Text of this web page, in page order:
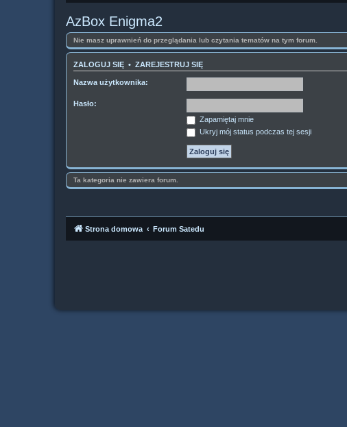
AzBox Enigma2
Nie masz uprawnień do przeglądania lub czytania tematów na tym forum.
ZALOGUJ SIĘ • ZAREJESTRUJ SIĘ
Nazwa użytkownika:
Hasło:
Zapamiętaj mnie
Ukryj mój status podczas tej sesji
Ta kategoria nie zawiera forum.
Strona domowa Forum Satedu